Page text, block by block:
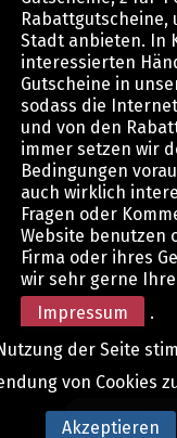
Rabattgutscheine,
Stadt anbieten. In
interessierten
Gutscheine in
sodass die
und von den
immer setzen wir
Bedingungen
auch wirklich
Fragen oder
Website benutzen
Firma oder ihres
wir sehr gerne
Impressum
.
der Seite
von Cookies
Akzeptieren